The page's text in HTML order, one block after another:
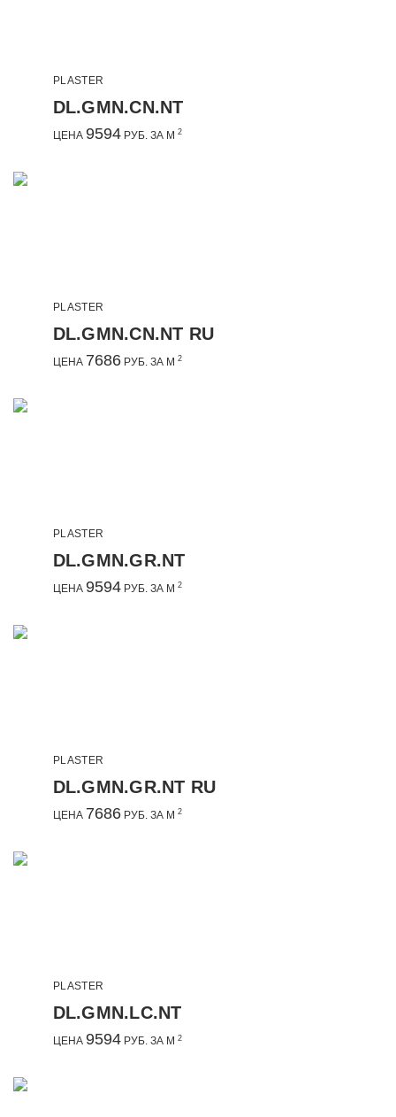
PLASTER
DL.GMN.CN.NT
ЦЕНА 9594РУБ. ЗА М 2
PLASTER
DL.GMN.CN.NT RU
ЦЕНА 7686РУБ. ЗА М 2
PLASTER
DL.GMN.GR.NT
ЦЕНА 9594РУБ. ЗА М 2
PLASTER
DL.GMN.GR.NT RU
ЦЕНА 7686РУБ. ЗА М 2
PLASTER
DL.GMN.LC.NT
ЦЕНА 9594РУБ. ЗА М 2